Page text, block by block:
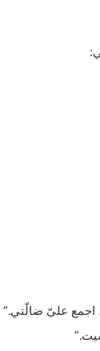
اجمع علىّ ضالّتي.”